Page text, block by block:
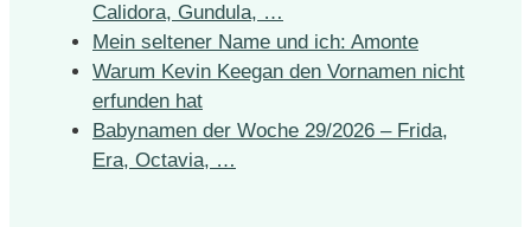
Calidora, Gundula, …
Mein seltener Name und ich: Amonte
Warum Kevin Keegan den Vornamen nicht
erfunden hat
Babynamen der Woche 29/2026 – Frida,
Era, Octavia, …